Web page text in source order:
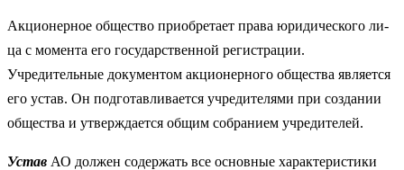
Акционерное общество приобретает права юридического ли­
ца с момента его государственной регистрации.
Учредительные документом акционерного общества является
его устав. Он подготавливается учредителями при создании
общества и утверждается общим собранием учредителей.
Устав АО должен содержать все основные характеристики